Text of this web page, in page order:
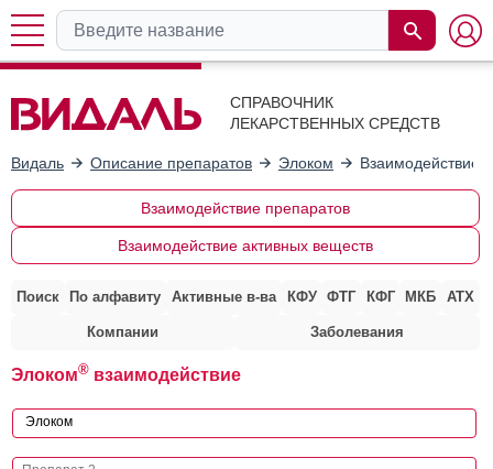
СПРАВОЧНИК
ЛЕКАРСТВЕННЫХ СРЕДСТВ
Видаль Описание препаратов Элоком Взаимодействие
Взаимодействие препаратов
Взаимодействие активных веществ
Поиск По алфавиту Активные в-ва КФУ ФТГ КФГ МКБ АТХ
Компании Заболевания
Элоком® взаимодействие